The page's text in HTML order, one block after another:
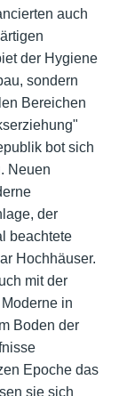
auch
der Hygiene
sondern
Bereichen
bot sich
Neuen
der
beachtete
Hochhäuser.
mit der
in
Boden der
Epoche das
sie sich